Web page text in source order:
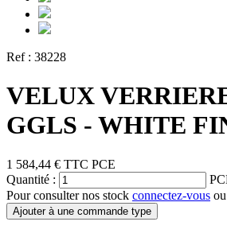
Ref : 38228
VELUX
GGLS - WHITE
1 584,44 € TTC PCE
Quantité :
Pour consulter nos stock connectez-vous ou
Ajouter à une commande type